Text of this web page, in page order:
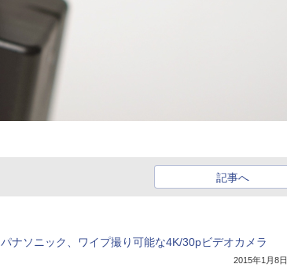
記事へ
パナソニック、ワイプ撮り可能な4K/30pビデオカメラ
2015年1月8日